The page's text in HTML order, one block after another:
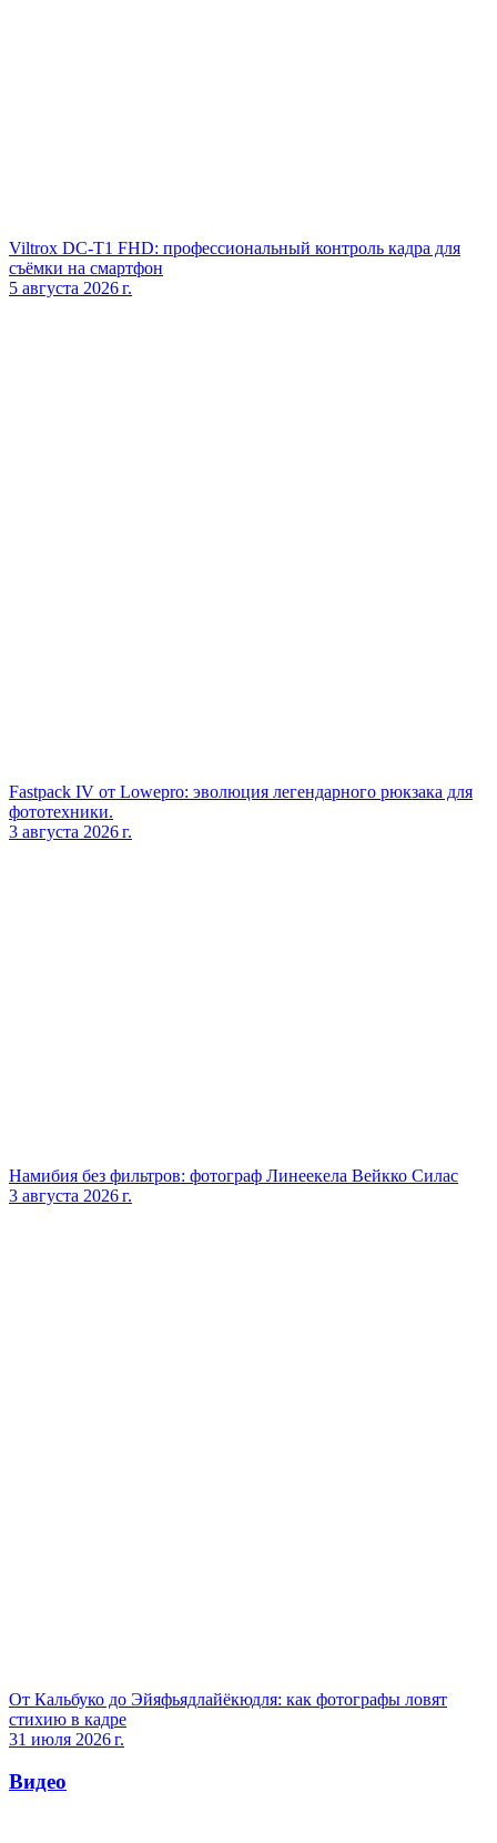
Viltrox DC‑T1 FHD: профессиональный контроль кадра для
съёмки на смартфон
5 августа 2026 г.
Fastpack IV от Lowepro: эволюция легендарного рюкзака для
фототехники.
3 августа 2026 г.
Намибия без фильтров: фотограф Линеекела Вейкко Силас
3 августа 2026 г.
От Кальбуко до Эйяфьядлайёкюдля: как фотографы ловят
стихию в кадре
31 июля 2026 г.
Видео